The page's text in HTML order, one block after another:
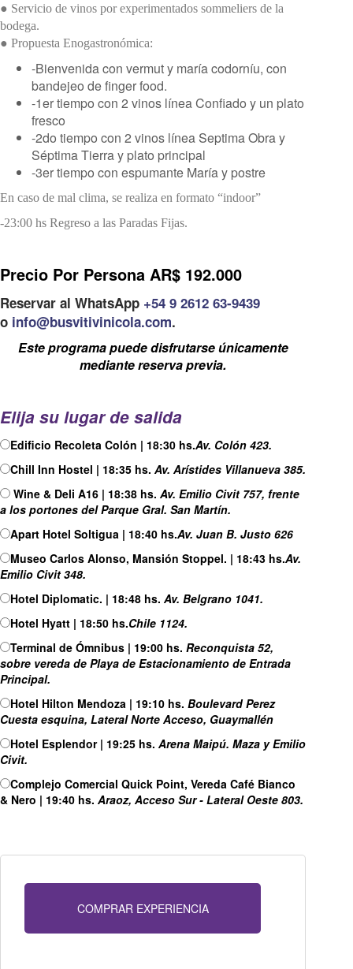
● Servicio de vinos por experimentados sommeliers de la
bodega.
● Propuesta Enogastronómica:
-Bienvenida con vermut y maría codorníu, con
bandejeo de finger food.
-1er tiempo con 2 vinos línea Confiado y un plato
fresco
-2do tiempo con 2 vinos línea Septima Obra y
Séptima Tierra y plato principal
-3er tiempo con espumante María y postre
En caso de mal clima, se realiza en formato “indoor”
-23:00 hs Regreso a las Paradas Fijas.
Precio Por Persona AR$ 192.000
Reservar al WhatsApp +54 9 2612 63-9439
o info@busvitivinicola.com.
Este programa puede disfrutarse únicamente
mediante reserva previa.
Elija su lugar de salida
Edificio Recoleta Colón | 18:30 hs.Av. Colón 423.
Chill Inn Hostel | 18:35 hs. Av. Arístides Villanueva 385.
Wine & Deli A16 | 18:38 hs. Av. Emilio Civit 757, frente
a los portones del Parque Gral. San Martín.
Apart Hotel Soltigua | 18:40 hs.Av. Juan B. Justo 626
Museo Carlos Alonso, Mansión Stoppel. | 18:43 hs.Av.
Emilio Civit 348.
Hotel Diplomatic. | 18:48 hs. Av. Belgrano 1041.
Hotel Hyatt | 18:50 hs.Chile 1124.
Terminal de Ómnibus | 19:00 hs. Reconquista 52,
sobre vereda de Playa de Estacionamiento de Entrada
Principal.
Hotel Hilton Mendoza | 19:10 hs. Boulevard Perez
Cuesta esquina, Lateral Norte Acceso, Guaymallén
Hotel Esplendor | 19:25 hs. Arena Maipú. Maza y Emilio
Civit.
Complejo Comercial Quick Point, Vereda Café Bianco
& Nero | 19:40 hs. Araoz, Acceso Sur - Lateral Oeste 803.
COMPRAR EXPERIENCIA